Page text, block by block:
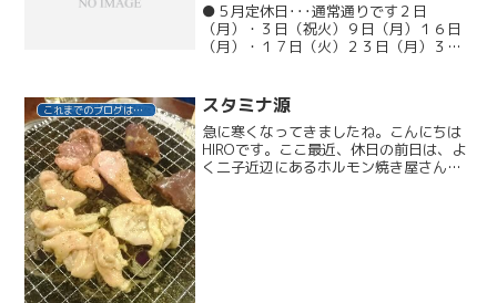
●５月定休日･･･通常通りです２日
（月）・３日（祝火）９日（月）１６日
（月）・１７日（火）２３日（月）３０
山中郁恵１０日（火）・２４日（火）・
３１日（火）お休みをいただきま...
これまでのブログはこちら スタミナ源
急に寒くなってきましたね。こんにちは
HIROです。ここ最近、休日の前日は、よ
く二子近辺にあるホルモン焼き屋さんの